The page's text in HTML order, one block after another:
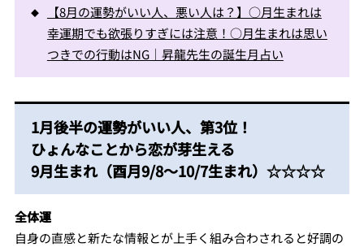
【8月の運勢がいい人、悪い人は？】○月生まれは
幸運期でも欲張りすぎには注意！○月生まれは思い
つきでの行動はNG｜昇龍先生の誕生月占い
1月後半の運勢がいい人、第3位！
ひょんなことから恋が芽生える
9月生まれ（酉月9/8～10/7生まれ）☆☆☆☆
全体運
自身の直感と新たな情報とが上手く組み合わされると好調の